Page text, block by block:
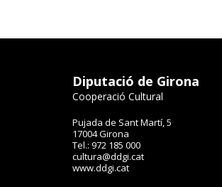
Diputació de Girona
Cooperació Cultural
Pujada de Sant Martí, 5
17004 Girona
Tel.: 972 185 000
cultura@ddgi.cat
www.ddgi.cat